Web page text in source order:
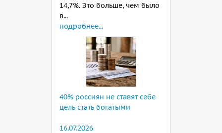
14,7%. Это больше, чем было
в...
подробнее...
40% россиян не ставят себе
цель стать богатыми
16.07.2026